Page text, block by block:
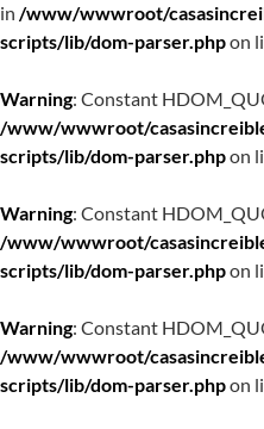
in /www/wwwroot/
scripts/lib/dom-parser.phpon
Warning: Constant
/www/wwwroot/
scripts/lib/dom-parser.phpon
Warning: Constant
/www/wwwroot/
scripts/lib/dom-parser.phpon
Warning: Constant
/www/wwwroot/
scripts/lib/dom-parser.phpon